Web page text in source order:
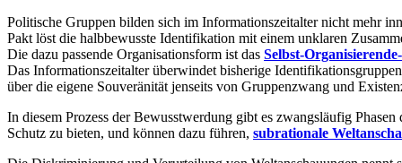
Politische Gruppen bilden sich im Informationszeitalter nicht mehr
Pakt löst die halbbewusste Identifikation mit einem unklaren
Die dazu passende Organisationsform ist das Selbst-
Das Informationszeitalter überwindet bisherige
über die eigene Souveränität jenseits von Gruppenzwang und
In diesem Prozess der Bewusstwerdung gibt es zwangsläufig
Schutz zu bieten, und können dazu führen, subrationale